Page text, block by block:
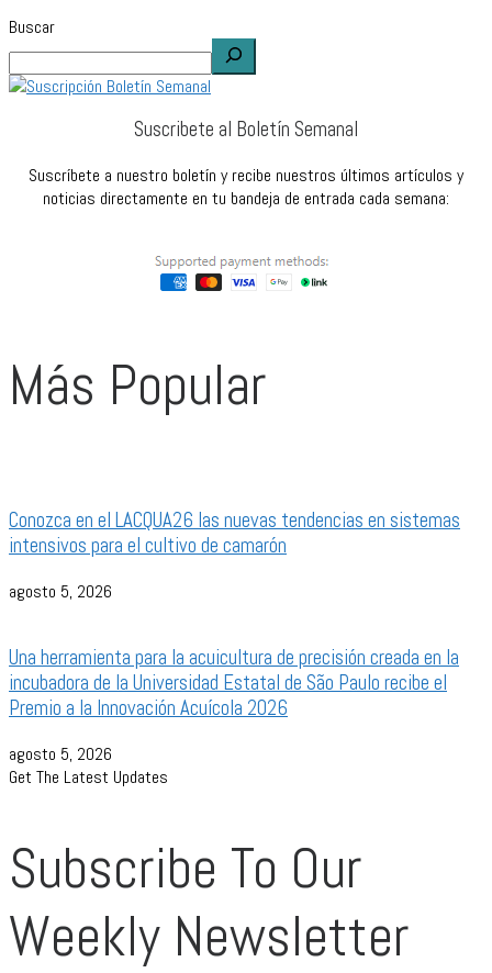
Buscar
Suscribete al Boletín Semanal
Suscríbete a nuestro boletín y recibe nuestros últimos artículos y
noticias directamente en tu bandeja de entrada cada semana:
Más Popular
Conozca en el LACQUA26 las nuevas tendencias en sistemas
intensivos para el cultivo de camarón
agosto 5, 2026
Una herramienta para la acuicultura de precisión creada en la
incubadora de la Universidad Estatal de São Paulo recibe el
Premio a la Innovación Acuícola 2026
agosto 5, 2026
Get The Latest Updates
Subscribe To Our
Weekly Newsletter